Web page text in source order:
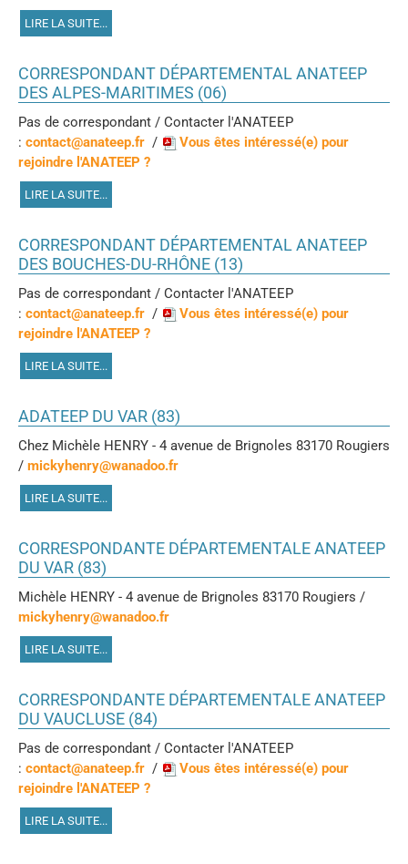
LIRE LA SUITE...
CORRESPONDANT DÉPARTEMENTAL ANATEEP
DES ALPES-MARITIMES (06)
Pas de correspondant / Contacter l'ANATEEP
: contact@anateep.fr /
Vous êtes intéressé(e) pour
rejoindre l'ANATEEP ?
LIRE LA SUITE...
CORRESPONDANT DÉPARTEMENTAL ANATEEP
DES BOUCHES-DU-RHÔNE (13)
Pas de correspondant / Contacter l'ANATEEP
: contact@anateep.fr /
Vous êtes intéressé(e) pour
rejoindre l'ANATEEP ?
LIRE LA SUITE...
ADATEEP DU VAR (83)
Chez Michèle HENRY - 4 avenue de Brignoles 83170 Rougiers
/ mickyhenry@wanadoo.fr
LIRE LA SUITE...
CORRESPONDANTE DÉPARTEMENTALE ANATEEP
DU VAR (83)
Michèle HENRY - 4 avenue de Brignoles 83170 Rougiers /
mickyhenry@wanadoo.fr
LIRE LA SUITE...
CORRESPONDANTE DÉPARTEMENTALE ANATEEP
DU VAUCLUSE (84)
Pas de correspondant / Contacter l'ANATEEP
: contact@anateep.fr /
Vous êtes intéressé(e) pour
rejoindre l'ANATEEP ?
LIRE LA SUITE...